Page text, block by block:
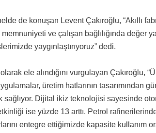
de konuşan Levent Çakıroğlu, “Akıllı
ve çalışan bağlılığında değer
yaygınlaştırıyoruz” dedi.
ele alındığını vurgulayan Çakıroğlu,
üretim hatlarının tasarımından
Dijital ikiz teknolojisi sayesinde
ise yüzde 13 arttı. Petrol
entegre ettiğimizde kapasite kullanım